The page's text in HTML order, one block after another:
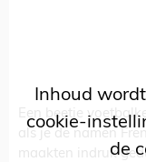
Inhoud
cookie-
de
Een beetje
als je de namen
maakten indruk